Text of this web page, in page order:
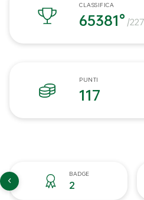
CLASSIFICA
65381°/
PUNTI
117
BADGE
2